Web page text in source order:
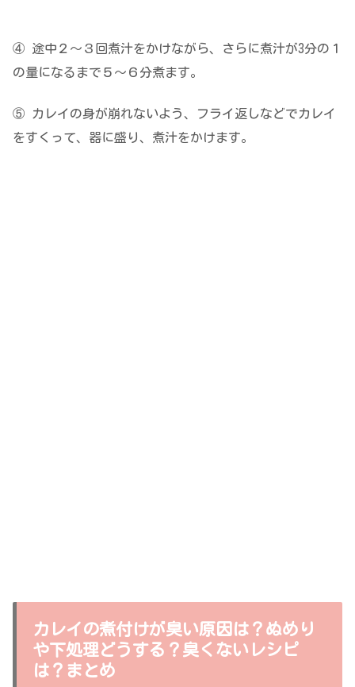
④ 途中２～３回煮汁をかけながら、さらに煮汁が3分の１
の量になるまで５～６分煮ます。
⑤ カレイの身が崩れないよう、フライ返しなどでカレイ
をすくって、器に盛り、煮汁をかけます。
カレイの煮付けが臭い原因は？ぬめり
や下処理どうする？臭くないレシピ
は？まとめ